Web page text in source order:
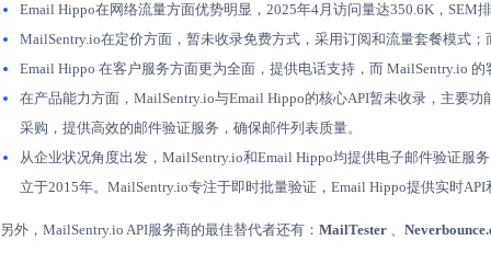
Email Hippo在网络流量方面优势明显，2025年4月访问量达350.6K，
MailSentry.io在定价方面，暂未收录免费方式，采用订阅和流量套餐模式
Email Hippo 在客户服务方面更为全面，提供电话支持，而 MailSentry.io
在产品能力方面，MailSentry.io与Email Hippo的核心API暂未收录，主要
采购，提供高效的邮件验证服务，确保邮件列表质量。
从企业状况角度出发，MailSentry.io和Email Hippo均提供电子邮件验证服
立于2015年。MailSentry.io专注于即时批量验证，Email Hippo提供实时
另外，MailSentry.io API服务商的最佳替代者还有： MailTester 、